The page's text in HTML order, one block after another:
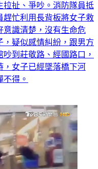
拉扯、爭吵。消防隊員抵
趕忙利用長背板將女子救
意識清楚，沒有生命危
，疑似感情糾紛，跟男方
到莊敬路、經國路口，
，女子已經墜落橋下河
得。